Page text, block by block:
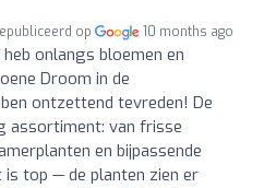
op 10 months ago
heb onlangs bloemen en
Droom in de
ontzettend tevreden! De
assortiment: van frisse
en bijpassende
top — de planten zien er